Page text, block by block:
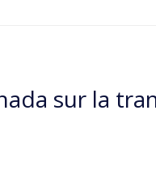
sur la